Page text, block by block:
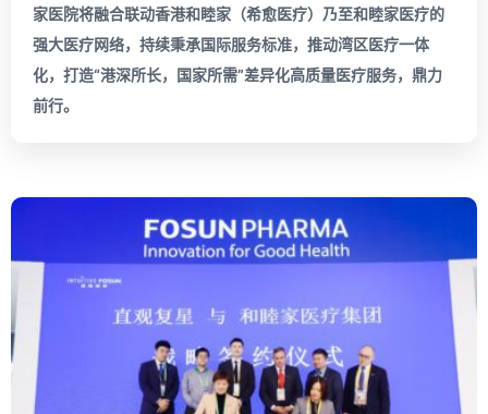
家医院将融合联动香港和睦家（希愈医疗）乃至和睦家医疗的
强大医疗网络，持续秉承国际服务标准，推动湾区医疗一体
化，打造“港深所长，国家所需”差异化高质量医疗服务，鼎力
前行。